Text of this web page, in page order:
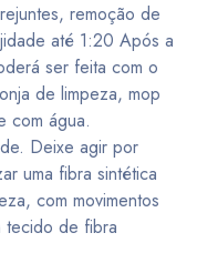
remoção de
até 1:20 Após a
ser feita com o
de limpeza, mop
com água.
Deixe agir por
uma fibra sintética
com movimentos
tecido de fibra